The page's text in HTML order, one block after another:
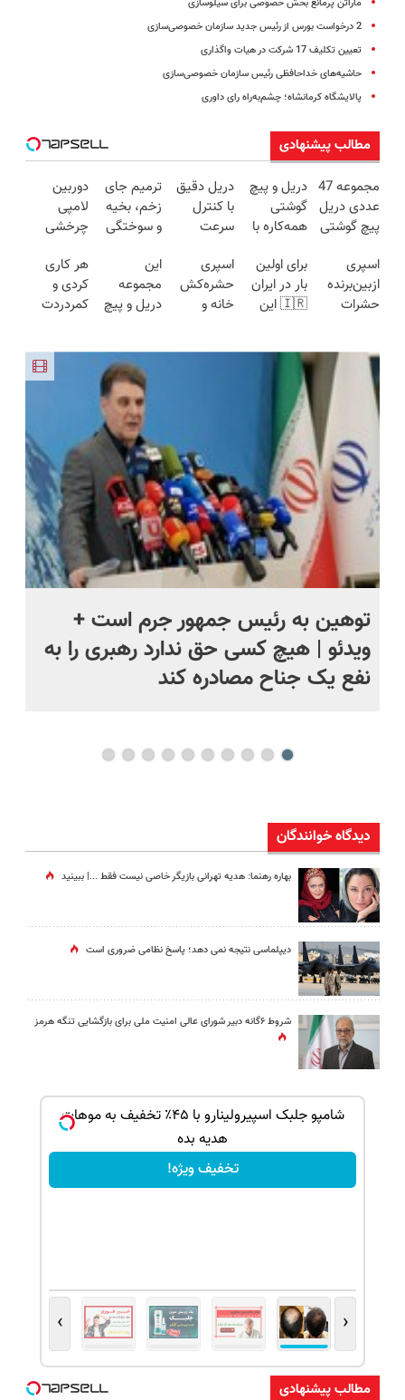
ماراتن پرمانع بخش خصوصی برای سیلوسازی
2 درخواست بورس از رئیس جدید سازمان خصوصی‌سازی‌
تعیین تکلیف 17 شرکت در هیات واگذاری
حاشیه‌های خداحافظی رئیس سازمان خصوصی‌سازی‌
پالایشگاه کرمانشاه؛ چشم‌به‌راه رای داوری
مطالب پیشنهادی
مجموعه 47
عددی دریل
پیچ گوشتی
(تخفیف به
مدت
محدود)
دریل و پیچ
گوشتی
همه‌کاره با
هوشمند ⚙️
(نصف
قیمت بازار
دریل دقیق
با کنترل
سرعت
(مجموعه
47عددی +
تخفیف
ترمیم جای
زخم، بخیه
و سوختگی
هفته!!😍
دوربین
لامپی
چرخشی
فقط امروز
حراج شد🔥
پرداخت
اسپری
ازبین‌برنده
حشرات
مقابله با
انواع ساس
برای اولین
بار در ایران
🇮🇷 این
ساخت!
اسپری
حشره‌کش
خانه و
این
مجموعه
دریل و پیچ
نصف قیمت
بخر!😉
هر کاری
کردی و
کمردردت
پرسشنامه و
دریافت راه
توهین به رئیس جمهور جرم است +
ویدئو | هیچ کسی حق ندارد رهبری را به
نفع یک جناح مصادره کند
دیدگاه خوانندگان
بهاره رهنما: هدیه تهرانی بازیگر خاصی نیست فقط ...|‌ ببینید
دیپلماسی نتیجه‌ نمی دهد؛ پاسخ نظامی ضروری است
شروط ۶گانه دبیر شورای عالی امنیت ملی برای بازگشایی تنگه هرمز
شامپو جلبک اسپیرولینارو با ۴۵٪ تخفیف به موهات
هدیه بده
تخفیف ویژه!
‹
›
مطالب پیشنهادی